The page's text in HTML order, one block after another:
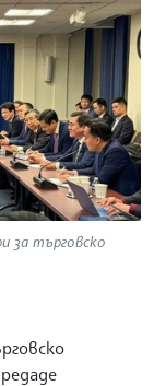
за търговско